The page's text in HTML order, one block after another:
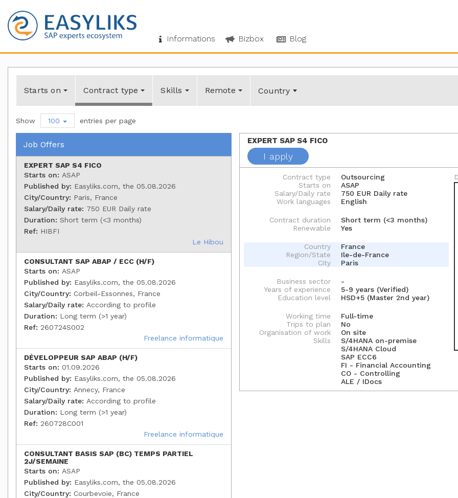
Informations Bizbox Blog
Starts on Contract type Skills Remote Country
Show 100 entries per page
Job Offers
EXPERT SAP S4 FICO
Starts on: ASAP
Published by: Easyliks.com, the 05.08.2026
City/Country: Paris, France
Salary/Daily rate: 750 EUR Daily rate
Duration: Short term (<3 months)
Ref: HIBFI
Le Hibou
CONSULTANT SAP ABAP / ECC (H/F)
Starts on: ASAP
Published by: Easyliks.com, the 05.08.2026
City/Country: Corbeil-Essonnes, France
Salary/Daily rate: According to profile
Duration: Long term (>1 year)
Ref: 260724S002
Freelance informatique
DÉVELOPPEUR SAP ABAP (H/F)
Starts on: 01.09.2026
Published by: Easyliks.com, the 05.08.2026
City/Country: Annecy, France
Salary/Daily rate: According to profile
Duration: Long term (>1 year)
Ref: 260728C001
Freelance informatique
CONSULTANT BASIS SAP (BC) TEMPS PARTIEL
2J/SEMAINE
Starts on: ASAP
Published by: Easyliks.com, the 05.08.2026
City/Country: Courbevoie, France
EXPERT SAP S4 FICO
I apply
Contract type Outsourcing
Starts on
ASAP
Salary/Daily rate
750 EUR Daily rate
Work languages
English
Contract duration
Short term (<3 months)
Renewable
Yes
Country
France
Region/State
Ile-de-France
City
Paris
Business sector
-
Years of experience
5-9 years (Verified)
Education level
HSD+5 (Master 2nd year)
Working time
Full-time
Trips to plan
No
Organisation of work
On site
Skills
S/4HANA on-premise
S/4HANA Cloud
SAP ECC6
FI - Financial Accounting
CO - Controlling
ALE / IDocs